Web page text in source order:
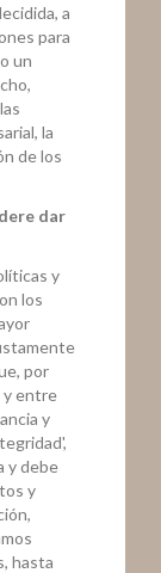
a
para
un
la
de los
dar
y
los
por
y entre
y
y debe
y
hasta